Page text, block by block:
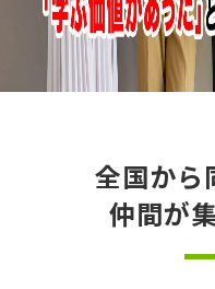
全国から
仲間が